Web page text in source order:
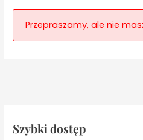
Szybki dostęp
Przepraszamy, ale nie